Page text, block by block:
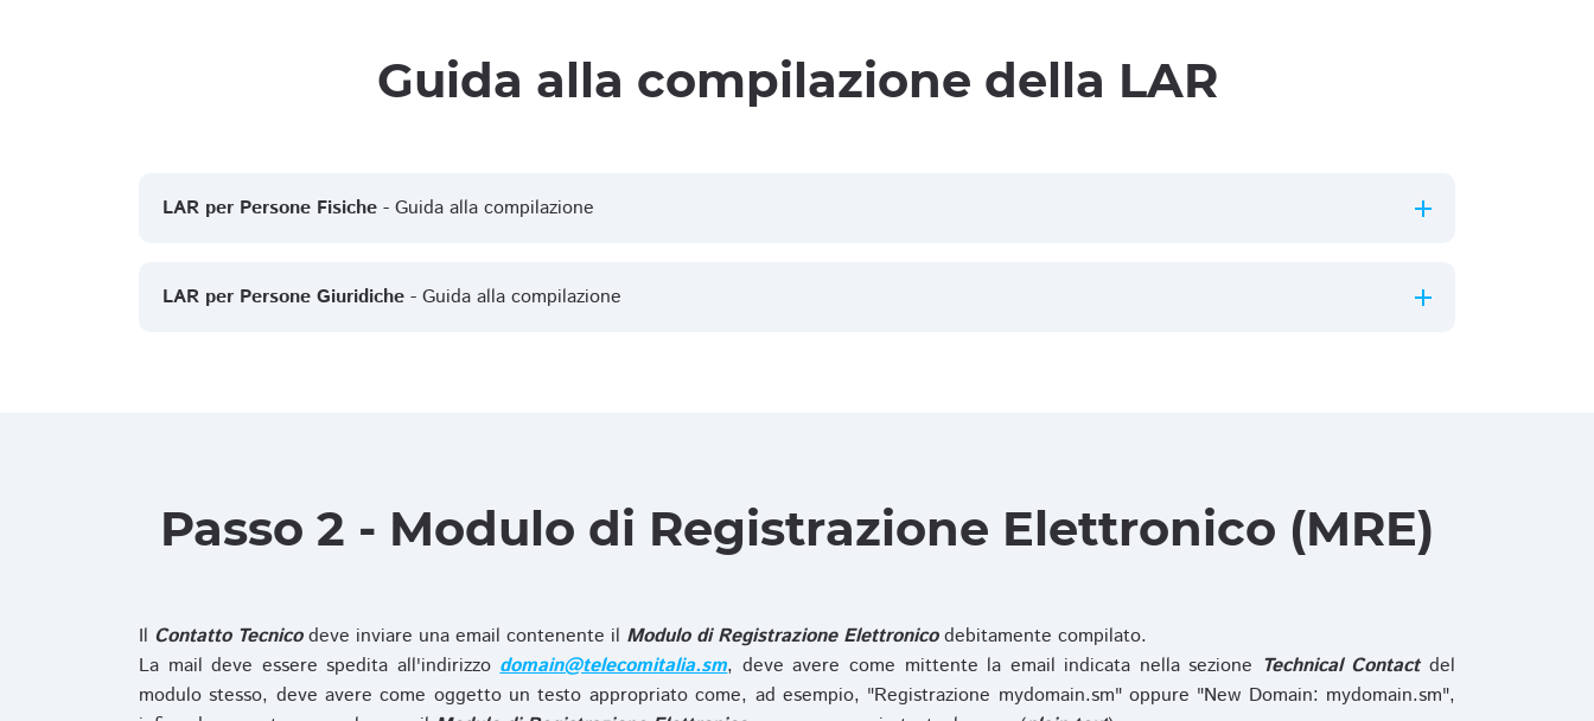
Guida alla compilazione della LAR
LAR per Persone Fisiche - Guida alla compilazione
LAR per Persone Giuridiche - Guida alla compilazione
Passo 2 - Modulo di Registrazione Elettronico (MRE)
Il Contatto Tecnicodeve inviare una email contenente il Modulo di Registrazione Elettronicodebitamente compilato.
La mail deve essere spedita all'indirizzodomain@telecomitalia.sm, deve avere come mittente la email indicata nella sezione Technical Contactdel
modulo stesso, deve avere come oggetto un testo appropriato come, ad esempio, "Registrazione mydomain.sm" oppure "New Domain: mydomain.sm",